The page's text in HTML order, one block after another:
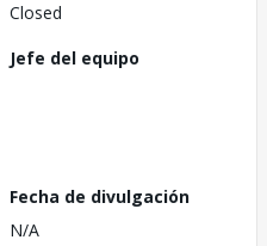
Closed
Jefe del equipo
Fecha de divulgación
N/A